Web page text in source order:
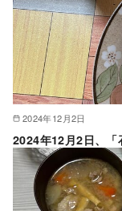
2024年12月2日
2024年12月2日、「